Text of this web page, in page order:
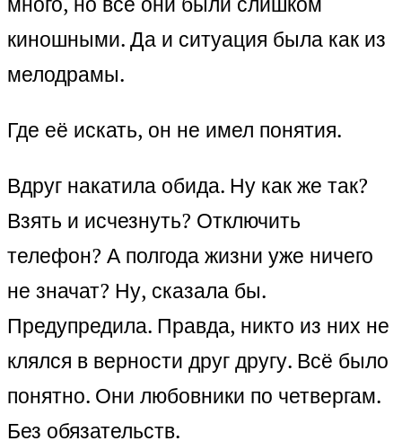
киношными. Да и ситуация была как из
мелодрамы.
Где её искать, он не имел понятия.
Вдруг накатила обида. Ну как же так?
Взять и исчезнуть? Отключить
телефон? А полгода жизни уже ничего
не значат? Ну, сказала бы.
Предупредила. Правда, никто из них не
клялся в верности друг другу. Всё было
понятно. Они любовники по четвергам.
Без обязательств.